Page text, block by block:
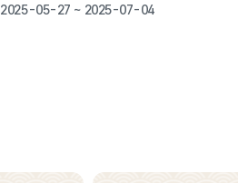
행사기간
2025-05-27 ~ 2025-07-04